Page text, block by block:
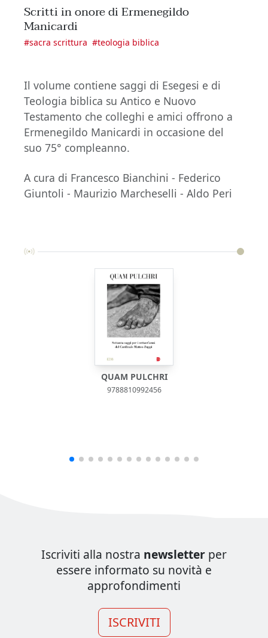
Scritti in onore di Ermenegildo
Manicardi
#sacra scrittura #teologia biblica
Il volume contiene saggi di Esegesi e di
Teologia biblica su Antico e Nuovo
Testamento che colleghi e amici offrono a
Ermenegildo Manicardi in occasione del
suo 75° compleanno.
A cura di Francesco Bianchini - Federico
Giuntoli - Maurizio Marcheselli - Aldo Peri
QUAM PULCHRI
9788810992456
Iscriviti alla nostra newsletter per
essere informato su novità e
approfondimenti
ISCRIVITI